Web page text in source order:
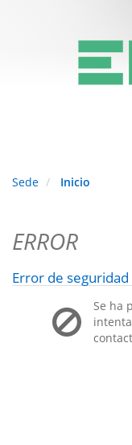
Sede Inicio
ERROR
Error de
Se ha